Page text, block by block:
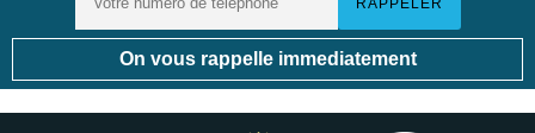
On vous rappelle immediatement